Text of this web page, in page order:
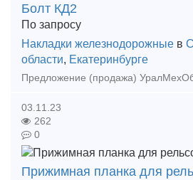
Болт КД2
По запросу
Накладки железнодорожные в
области, Екатеринбурге
03.11.23
262
0
Прижимная планка для